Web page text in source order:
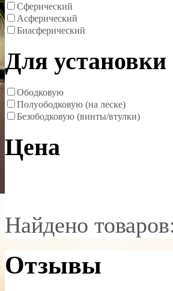
Сферический
Асферический
Биасферический
Для установки
Ободковую
Полуободковую (на леске)
Безободковую (винты/втулки)
Цена
Найдено
Отзывы